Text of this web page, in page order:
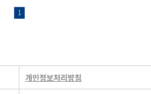
1
개인정보처리방침